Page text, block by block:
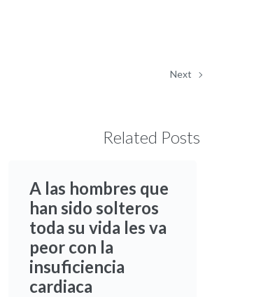
Next
Related Posts
A las hombres que
han sido solteros
toda su vida les va
peor con la
insuficiencia
cardiaca